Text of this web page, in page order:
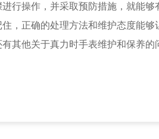
操作，并采取预防措施，就能够
，正确的处理方法和维护态度能够
其他关于真力时手表维护和保养